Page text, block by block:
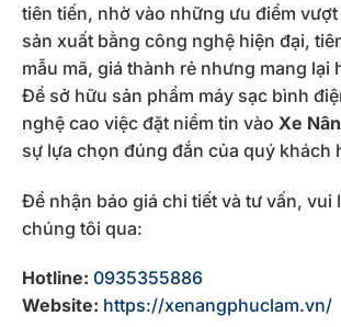
tiên tiến, nhờ vào những ưu điểm
sản xuất bằng công nghệ hiện đại,
mẫu mã, giá thành rẻ nhưng mang lại
Để sở hữu sản phẩm máy sạc bình
nghệ cao việc đặt niềm tin vào Xe
sự lựa chọn đúng đắn của quý khách
Để nhận báo giá chi tiết và tư vấn, vui
chúng tôi qua:
Hotline: 0935355886
Website: https://xenangphuclam.vn/